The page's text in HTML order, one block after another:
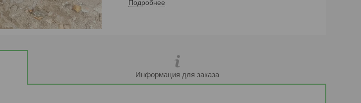
Подробнее
Информация для заказа